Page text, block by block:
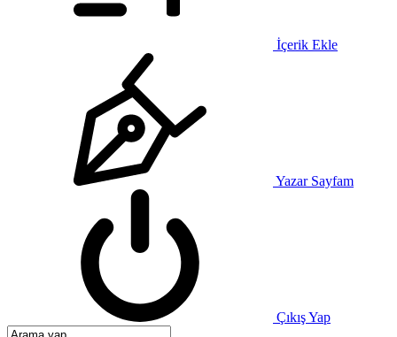
İçerik Ekle
Yazar Sayfam
Çıkış Yap